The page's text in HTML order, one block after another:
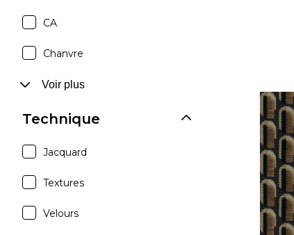
CA
Chanvre
Voir plus
Technique
Jacquard
Textures
Velours